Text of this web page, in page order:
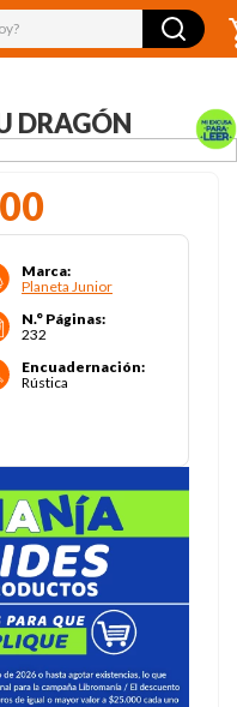
DRAGÓN
Marca:
Planeta Junior
N.° Páginas:
232
Encuadernación:
Rústica